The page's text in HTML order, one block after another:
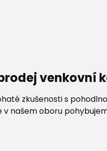
venkovní
zkušenosti s
našem oboru